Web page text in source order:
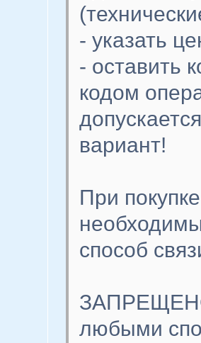
- указать
- оставить
кодом
вариант!
При
способ
ЗАПРЕЩЕНО
любыми